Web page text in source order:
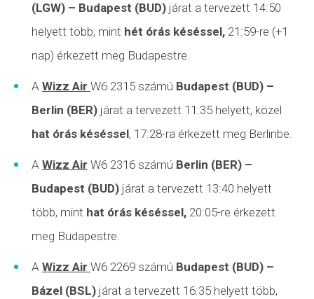
(LGW) – Budapest (BUD) járat a tervezett 14:50
helyett több, mint hét órás késéssel, 21:59-re (+1
nap) érkezett meg Budapestre.
A Wizz Air W6 2315 számú Budapest (BUD) –
Berlin (BER) járat a tervezett 11:35 helyett, közel
hat órás késéssel, 17:28-ra érkezett meg Berlinbe.
A Wizz Air W6 2316 számú Berlin (BER) –
Budapest (BUD) járat a tervezett 13:40 helyett
több, mint hat órás késéssel, 20:05-re érkezett
meg Budapestre.
A Wizz Air W6 2269 számú Budapest (BUD) –
Bázel (BSL) járat a tervezett 16:35 helyett több,